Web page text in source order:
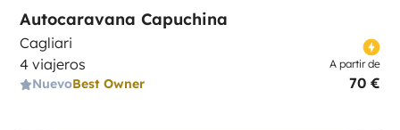
Autocaravana Capuchina
Cagliari
4 viajeros
NuevoBest Owner
A partir de
70 €